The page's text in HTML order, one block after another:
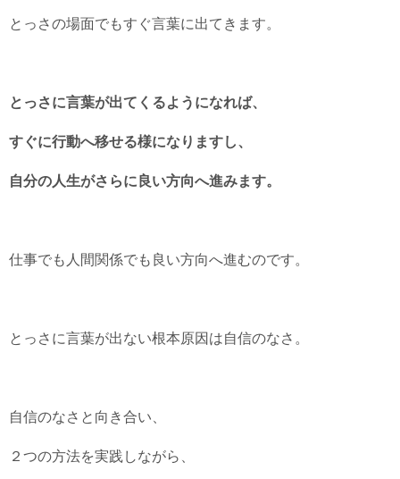
とっさの場面でもすぐ言葉に出てきます。
とっさに言葉が出てくるようになれば、
すぐに行動へ移せる様になりますし、
自分の人生がさらに良い方向へ進みます。
仕事でも人間関係でも良い方向へ進むのです。
とっさに言葉が出ない根本原因は自信のなさ。
自信のなさと向き合い、
２つの方法を実践しながら、